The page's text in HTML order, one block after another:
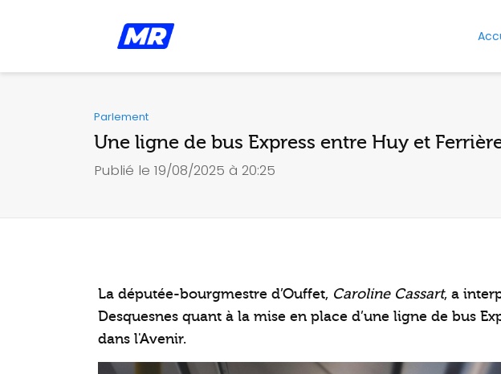
Parlement
Une ligne de bus Express entre Huy et
Publié le 19/08/2025 à 20:25
La députée-bourgmestre d’Ouffet, Caroline Cassart, a
Desquesnes quant à la mise en place d’une ligne de bus
dans l'Avenir.